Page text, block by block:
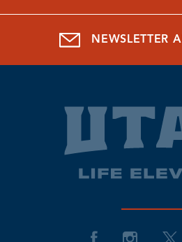
NEWSLETTER